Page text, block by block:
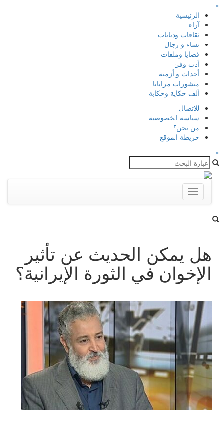
×
الرئيسية
آراء
ثقافات وديانات
نساء و رجال
قضايا وملفات
أدب وفن
أحداث و أزمنة
منشورات مرايانا
ألف حكاية وحكاية
للاتصال
سياسة الخصوصية
من نحن؟
خريطة الموقع
×
Toggle
navigation
هل يمكن الحديث عن تأثير
الإخوان في الثورة الإيرانية؟